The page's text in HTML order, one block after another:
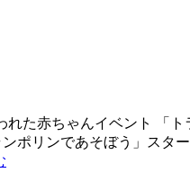
た赤ちゃんイベント 「
リンであそぼう」スタ